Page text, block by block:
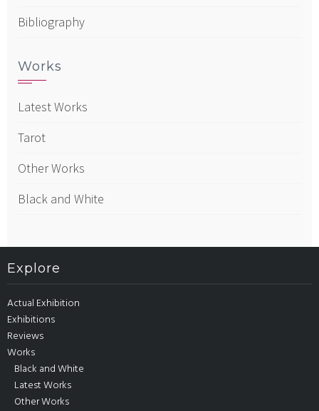
Bibliography
Works
Latest Works
Tarot
Other Works
Black and White
Explore
Actual Exhibition
Exhibitions
Reviews
Works
Black and White
Latest Works
Other Works